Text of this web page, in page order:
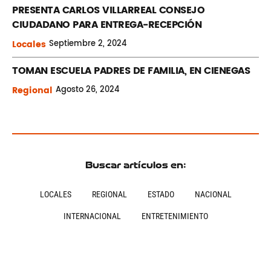
PRESENTA CARLOS VILLARREAL CONSEJO
CIUDADANO PARA ENTREGA-RECEPCIÓN
Locales Septiembre2, 2024
TOMAN ESCUELA PADRES DE FAMILIA, EN CIENEGAS
Regional Agosto26, 2024
Buscar artículos en:
LOCALES REGIONAL ESTADO NACIONAL
INTERNACIONAL ENTRETENIMIENTO